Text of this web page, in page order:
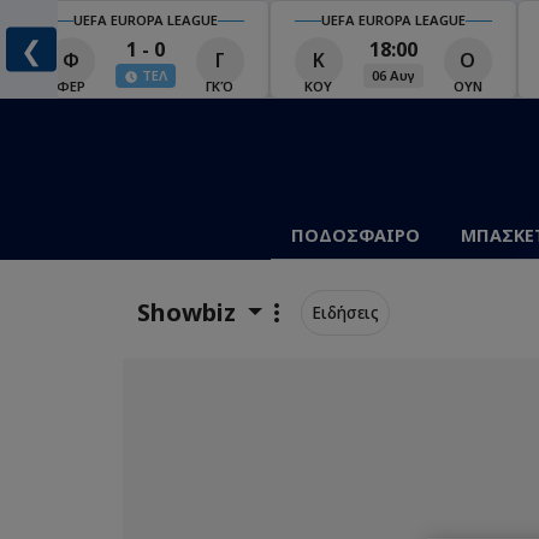
❮
UEFA EUROPA LEAGUE
Φ
ΦΕΡ
1 - 0
ΤΕΛ
Γ
ΓΚΌ
UEFA EUROPA LEAGUE
Κ
ΚΟΥ
18:00
06 Αυγ
Ο
ΟΥΝ
ΠΟΔΟΣΦΑΙΡΟ
Showbiz Ειδήσεις